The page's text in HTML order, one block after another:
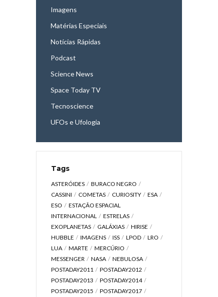
Imagens
Matérias Especiais
Notícias Rápidas
Podcast
Science News
Space Today TV
Tecnoscience
UFOs e Ufologia
Tags
ASTERÓIDES
BURACO NEGRO
CASSINI
COMETAS CURIOSITY
ESA
ESO
ESTAÇÃO ESPACIAL
INTERNACIONAL
ESTRELAS
EXOPLANETAS
GALÁXIAS
HIRISE
HUBBLE
IMAGENS ISS LPOD
LRO
LUA
MARTE
MERCÚRIO
MESSENGER
NASA
NEBULOSA
POSTADAY2011
POSTADAY2012
POSTADAY2013
POSTADAY2014
POSTADAY2015
POSTADAY2017